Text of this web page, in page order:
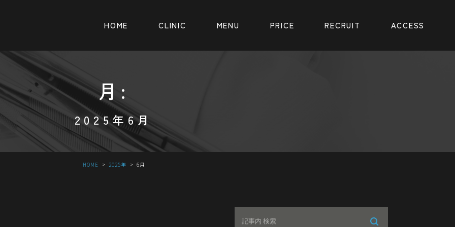
HOME CLINIC MENU PRICE RECRUIT ACCESS
月:
2025年6月
HOME 2025年 6月